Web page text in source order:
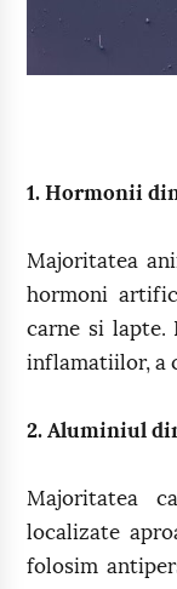
1. Hormonii
Majoritatea
hormoni
carne si
inflamatiilor, a
2. Aluminiul
Majoritatea
localizate
folosim